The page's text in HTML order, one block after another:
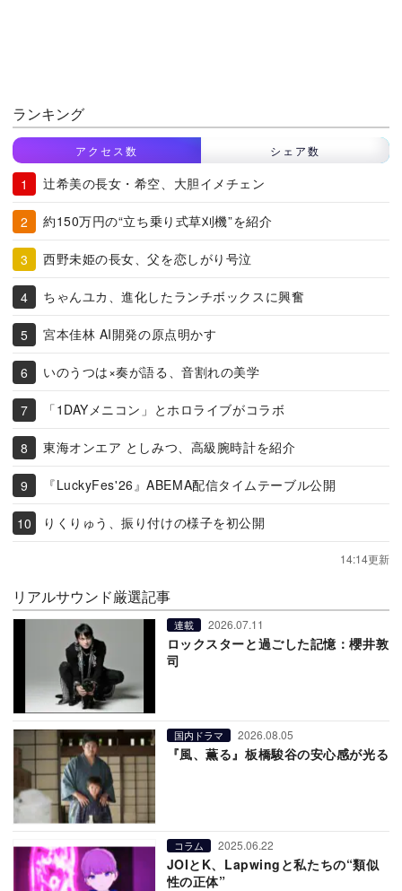
ランキング
アクセス数 シェア数
辻希美の長女・希空、大胆イメチェン
約150万円の“立ち乗り式草刈機”を紹介
西野未姫の長女、父を恋しがり号泣
ちゃんユカ、進化したランチボックスに興奮
宮本佳林 AI開発の原点明かす
いのうつは×奏が語る、音割れの美学
「1DAYメニコン」とホロライブがコラボ
東海オンエア としみつ、高級腕時計を紹介
『LuckyFes'26』ABEMA配信タイムテーブル公開
りくりゅう、振り付けの様子を初公開
14:14更新
リアルサウンド厳選記事
連載 2026.07.11
ロックスターと過ごした記憶：櫻井敦
司
国内ドラマ 2026.08.05
『風、薫る』板橋駿谷の安心感が光る
コラム 2025.06.22
JOIとK、Lapwingと私たちの“類似
性の正体”